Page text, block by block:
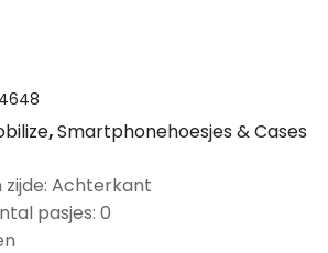
,Smartphonehoesjes & Cases
zijde: Achterkant
pasjes: 0